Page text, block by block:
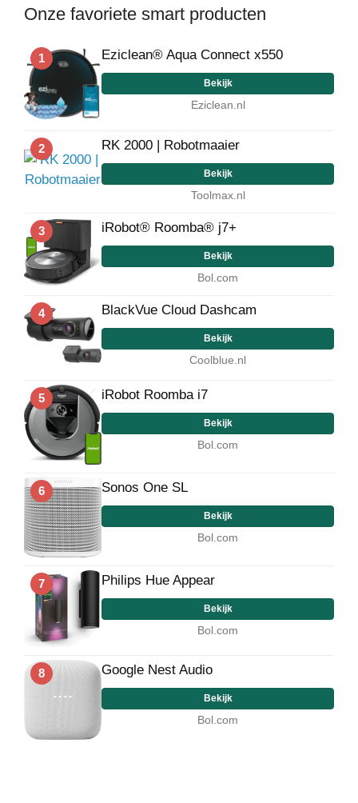
Onze favoriete smart producten
1 Eziclean® Aqua Connect x550
Bekijk
Eziclean.nl
2 RK 2000 | Robotmaaier
Bekijk
Toolmax.nl
3 iRobot® Roomba® j7+
Bekijk
Bol.com
4 BlackVue Cloud Dashcam
Bekijk
Coolblue.nl
5 iRobot Roomba i7
Bekijk
Bol.com
6 Sonos One SL
Bekijk
Bol.com
7 Philips Hue Appear
Bekijk
Bol.com
8 Google Nest Audio
Bekijk
Bol.com